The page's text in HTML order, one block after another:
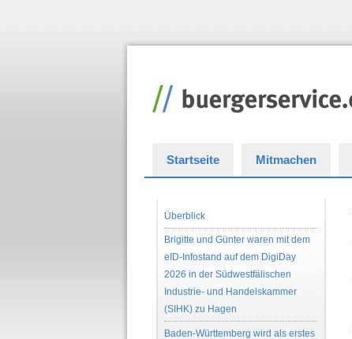
Startseite Mitmachen
Überblick
Brigitte und Günter waren mit dem
eID-Infostand auf dem DigiDay
2026 in der Südwestfälischen
Industrie- und Handelskammer
(SIHK) zu Hagen
Baden-Württemberg wird als erstes